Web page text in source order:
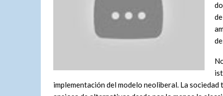
implementación del modelo neoliberal. La